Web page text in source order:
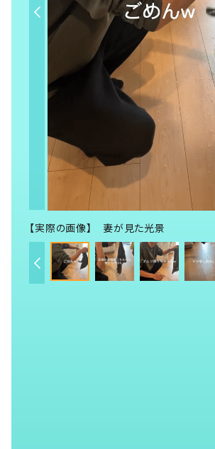
【実際の画像】 妻が見た光景